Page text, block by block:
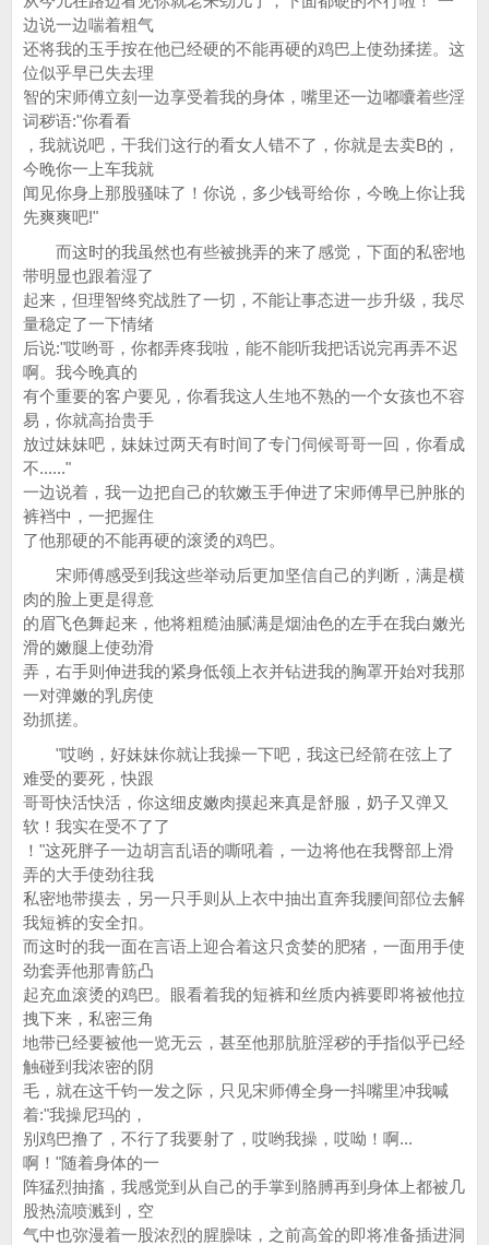
边说一边喘着粗气
还将我的玉手按在他已经硬的不能再硬的鸡巴上使劲揉搓。这
位似乎早已失去理
智的宋师傅立刻一边享受着我的身体，嘴里还一边嘟囔着些淫
词秽语:"你看看
，我就说吧，干我们这行的看女人错不了，你就是去卖B的，
今晚你一上车我就
闻见你身上那股骚味了！你说，多少钱哥给你，今晚上你让我
先爽爽吧!"
而这时的我虽然也有些被挑弄的来了感觉，下面的私密地
带明显也跟着湿了
起来，但理智终究战胜了一切，不能让事态进一步升级，我尽
量稳定了一下情绪
后说:"哎哟哥，你都弄疼我啦，能不能听我把话说完再弄不迟
啊。我今晚真的
有个重要的客户要见，你看我这人生地不熟的一个女孩也不容
易，你就高抬贵手
放过妹妹吧，妹妹过两天有时间了专门伺候哥哥一回，你看成
不......"
一边说着，我一边把自己的软嫩玉手伸进了宋师傅早已肿胀的
裤裆中，一把握住
了他那硬的不能再硬的滚烫的鸡巴。
宋师傅感受到我这些举动后更加坚信自己的判断，满是横
肉的脸上更是得意
的眉飞色舞起来，他将粗糙油腻满是烟油色的左手在我白嫩光
滑的嫩腿上使劲滑
弄，右手则伸进我的紧身低领上衣并钻进我的胸罩开始对我那
一对弹嫩的乳房使
劲抓搓。
"哎哟，好妹妹你就让我操一下吧，我这已经箭在弦上了
难受的要死，快跟
哥哥快活快活，你这细皮嫩肉摸起来真是舒服，奶子又弹又
软！我实在受不了了
！"这死胖子一边胡言乱语的嘶吼着，一边将他在我臀部上滑
弄的大手使劲往我
私密地带摸去，另一只手则从上衣中抽出直奔我腰间部位去解
我短裤的安全扣。
而这时的我一面在言语上迎合着这只贪婪的肥猪，一面用手使
劲套弄他那青筋凸
起充血滚烫的鸡巴。眼看着我的短裤和丝质内裤要即将被他拉
拽下来，私密三角
地带已经要被他一览无云，甚至他那肮脏淫秽的手指似乎已经
触碰到我浓密的阴
毛，就在这千钧一发之际，只见宋师傅全身一抖嘴里冲我喊
着:"我操尼玛的，
别鸡巴撸了，不行了我要射了，哎哟我操，哎呦！啊...
啊！"随着身体的一
阵猛烈抽搐，我感觉到从自己的手掌到胳膊再到身体上都被几
股热流喷溅到，空
气中也弥漫着一股浓烈的腥臊味，之前高耸的即将准备插进洞